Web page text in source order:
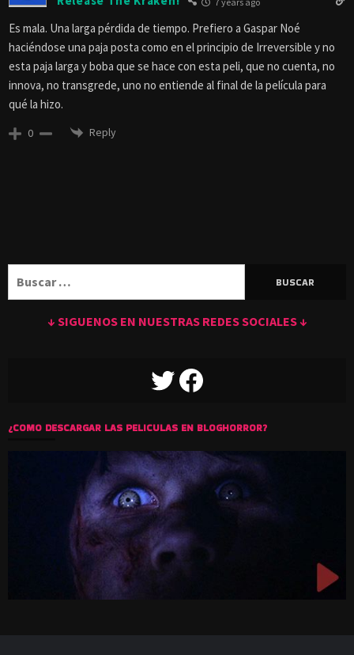
Es mala. Una larga pérdida de tiempo. Prefiero a Gaspar Noé
haciéndose una paja posta como en el principio de Irreversible y no
esta paja larga y boba que se hace con esta peli, que no cuenta, no
innova, no transgrede, uno no entiende al final de la película para
qué la hizo.
0 Reply
↓ SIGUENOS EN NUESTRAS REDES SOCIALES ↓
TWITTERFACEBOOK
¿COMO DESCARGAR LAS PELICULAS EN BLOGHORROR?